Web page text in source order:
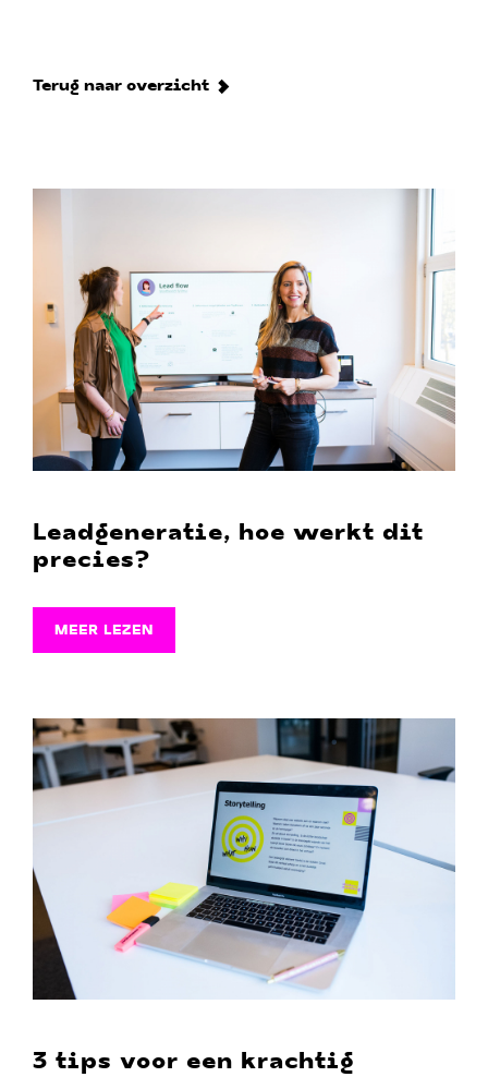
Terug naar overzicht
Leadgeneratie, hoe werkt dit
precies?
MEER LEZEN
3 tips voor een krachtig